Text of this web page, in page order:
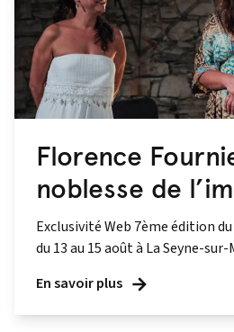
Florence
noblesse de
Exclusivité Web 7ème édition
du 13 au 15 août à La Seyne-
En savoir plus